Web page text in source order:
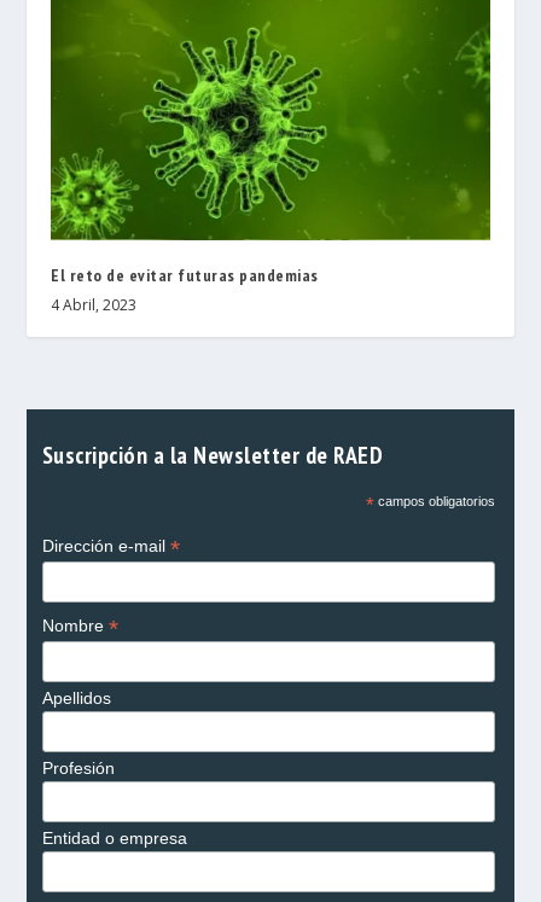
El reto de evitar futuras pandemias
4 Abril, 2023
Suscripción a la Newsletter de RAED
*campos obligatorios
Dirección e-mail *
Nombre *
Apellidos
Profesión
Entidad o empresa